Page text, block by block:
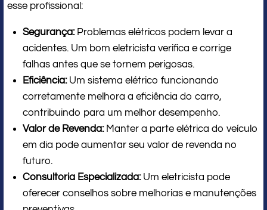
esse profissional:
Segurança:Problemas elétricos podem levar a
acidentes. Um bom eletricista verifica e corrige
falhas antes que se tornem perigosas.
Eficiência:Um sistema elétrico funcionando
corretamente melhora a eficiência do carro,
contribuindo para um melhor desempenho.
Valor de Revenda:Manter a parte elétrica do veículo
em dia pode aumentar seu valor de revenda no
futuro.
Consultoria Especializada:Um eletricista pode
oferecer conselhos sobre melhorias e manutenções